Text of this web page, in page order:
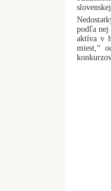
podľa nej
aktíva v
miest,“